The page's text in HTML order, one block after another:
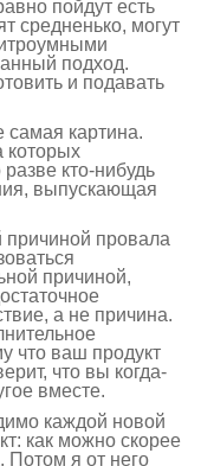
пойдут есть
средненько, могут
подход.
и подавать
самая картина.
которых
кто-нибудь
выпускающая
причиной провала
причиной,
а не причина.
что ваш продукт
что вы когда-
вместе.
каждой новой
как можно скорее
Потом я от него